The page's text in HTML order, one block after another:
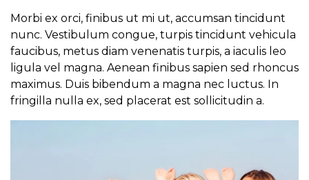
Morbi ex orci, finibus ut mi ut, accumsan tincidunt
nunc. Vestibulum congue, turpis tincidunt vehicula
faucibus, metus diam venenatis turpis, a iaculis leo
ligula vel magna. Aenean finibus sapien sed rhoncus
maximus. Duis bibendum a magna nec luctus. In
fringilla nulla ex, sed placerat est sollicitudin a.